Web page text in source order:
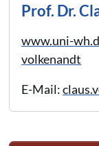
Prof. Dr.
www.uni-
volkenandt
E-Mail: